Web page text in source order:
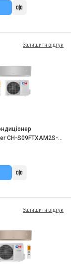
Залишити відгук
CH-S09FTXAM2S-
Залишити відгук